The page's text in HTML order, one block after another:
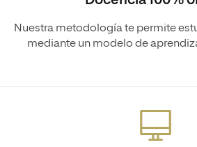
Nuestra metodología te permite
mediante un modelo de